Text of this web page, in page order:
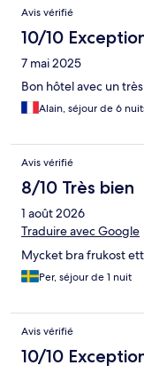
Avis
Avis vérifié
10/10
7 mai 2025
Bon hôtel avec un
Alain, séjour de 6
Avis vérifié
8/10 Très bien
1 août 2026
Traduire avec Google
Mycket bra frukost
Per, séjour de 1 nuit
Avis vérifié
10/10